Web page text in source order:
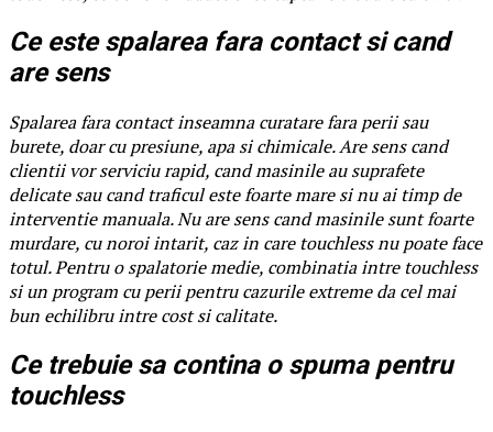
Ce este spalarea fara contact si cand
are sens
Spalarea fara contact inseamna curatare fara perii sau
burete, doar cu presiune, apa si chimicale. Are sens cand
clientii vor serviciu rapid, cand masinile au suprafete
delicate sau cand traficul este foarte mare si nu ai timp de
interventie manuala. Nu are sens cand masinile sunt foarte
murdare, cu noroi intarit, caz in care touchless nu poate face
totul. Pentru o spalatorie medie, combinatia intre touchless
si un program cu perii pentru cazurile extreme da cel mai
bun echilibru intre cost si calitate.
Ce trebuie sa contina o spuma pentru
touchless